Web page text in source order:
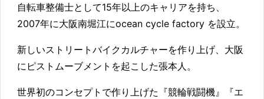
自転車整備士として15年以上のキャリアを持ち、
2007年に大阪南堀江にocean cycle factory を設立。
新しいストリートバイクカルチャーを作り上げ、大阪
にピストムーブメントを起こした張本人。
世界初のコンセプトで作り上げた『競輪戦闘機』『エ